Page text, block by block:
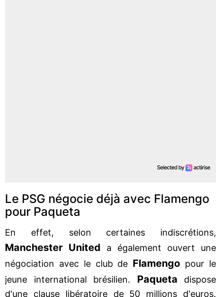
Le PSG négocie déjà avec Flamengo
pour Paqueta
En effet, selon certaines indiscrétions,
Manchester United a également ouvert une
négociation avec le club de Flamengo pour le
jeune international brésilien. Paqueta dispose
d'une clause libératoire de 50 millions d'euros.